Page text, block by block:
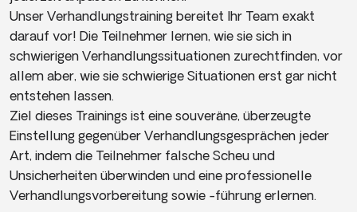
Unser Verhandlungstraining bereitet Ihr Team exakt
darauf vor! Die Teilnehmer lernen, wie sie sich in
schwierigen Verhandlungssituationen zurechtfinden, vor
allem aber, wie sie schwierige Situationen erst gar nicht
entstehen lassen.
Ziel dieses Trainings ist eine souveräne, überzeugte
Einstellung gegenüber Verhandlungsgesprächen jeder
Art, indem die Teilnehmer falsche Scheu und
Unsicherheiten überwinden und eine professionelle
Verhandlungsvorbereitung sowie -führung erlernen.